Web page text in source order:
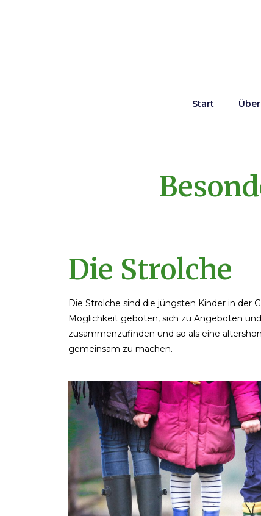
Start
Die Strolche
Die Strolche sind die jüngsten Kinder in der
Möglichkeit geboten, sich zu Angeboten
zusammenzufinden und so als eine
gemeinsam zu machen.